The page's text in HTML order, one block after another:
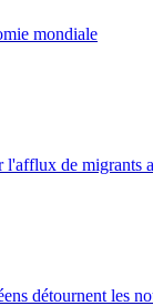
mondiale
l'afflux de migrants
détournent les